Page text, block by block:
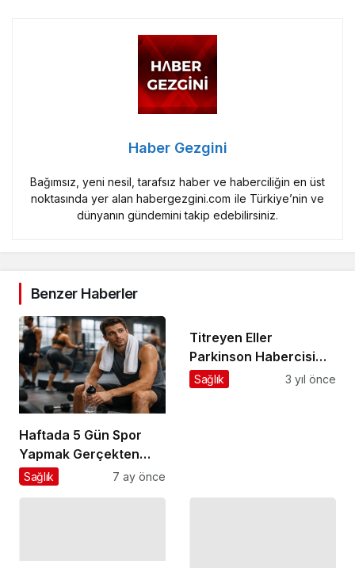
Haber Gezgini
Bağımsız, yeni nesil, tarafsız haber ve haberciliğin en üst
noktasında yer alan habergezgini.com ile Türkiye’nin ve
dünyanın gündemini takip edebilirsiniz.
Benzer Haberler
Haftada 5 Gün Spor
Yapmak Gerçekten
Sağlıklı mı?
Sağlık 7 ay önce
Titreyen Eller
Parkinson Habercisi
Olabilir!
Sağlık 3 yıl önce